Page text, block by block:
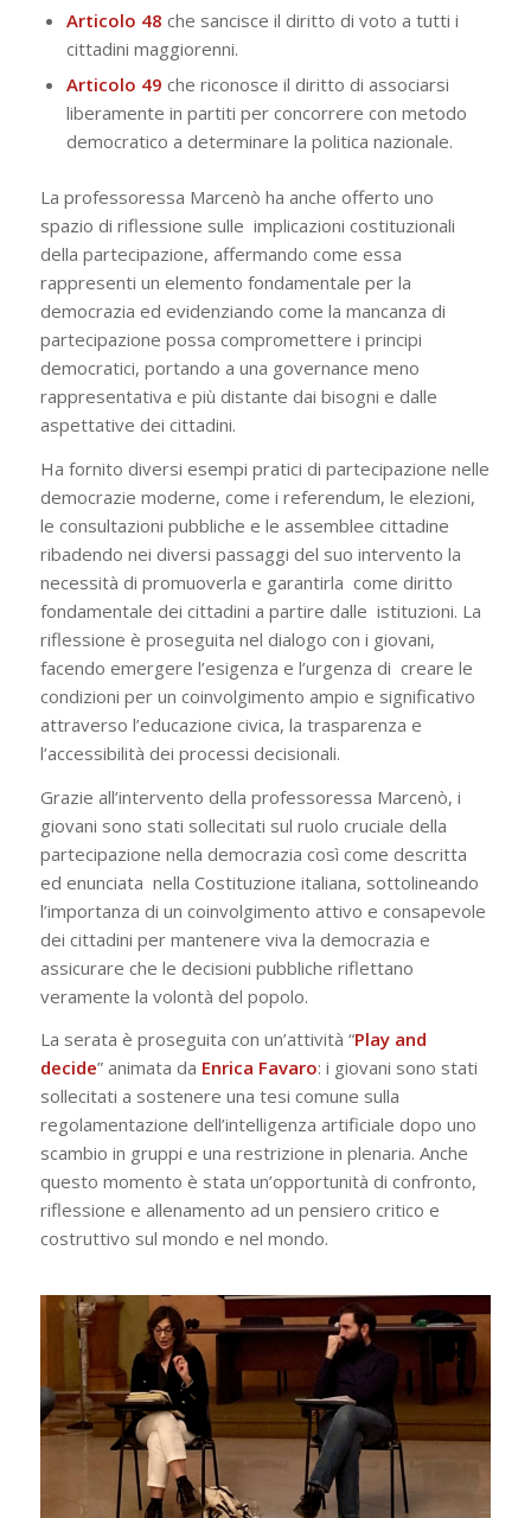
Articolo 48 che sancisce il diritto di voto a tutti i
cittadini maggiorenni.
Articolo 49 che riconosce il diritto di associarsi
liberamente in partiti per concorrere con metodo
democratico a determinare la politica nazionale.
La professoressa Marcenò ha anche offerto uno
spazio di riflessione sulle implicazioni costituzionali
della partecipazione, affermando come essa
rappresenti un elemento fondamentale per la
democrazia ed evidenziando come la mancanza di
partecipazione possa compromettere i principi
democratici, portando a una governance meno
rappresentativa e più distante dai bisogni e dalle
aspettative dei cittadini.
Ha fornito diversi esempi pratici di partecipazione nelle
democrazie moderne, come i referendum, le elezioni,
le consultazioni pubbliche e le assemblee cittadine
ribadendo nei diversi passaggi del suo intervento la
necessità di promuoverla e garantirla come diritto
fondamentale dei cittadini a partire dalle istituzioni. La
riflessione è proseguita nel dialogo con i giovani,
facendo emergere l’esigenza e l’urgenza di creare le
condizioni per un coinvolgimento ampio e significativo
attraverso l’educazione civica, la trasparenza e
l’accessibilità dei processi decisionali.
Grazie all’intervento della professoressa Marcenò, i
giovani sono stati sollecitati sul ruolo cruciale della
partecipazione nella democrazia così come descritta
ed enunciata nella Costituzione italiana, sottolineando
l’importanza di un coinvolgimento attivo e consapevole
dei cittadini per mantenere viva la democrazia e
assicurare che le decisioni pubbliche riflettano
veramente la volontà del popolo.
La serata è proseguita con un’attività “Play and
decide” animata da Enrica Favaro: i giovani sono stati
sollecitati a sostenere una tesi comune sulla
regolamentazione dell’intelligenza artificiale dopo uno
scambio in gruppi e una restrizione in plenaria. Anche
questo momento è stata un’opportunità di confronto,
riflessione e allenamento ad un pensiero critico e
costruttivo sul mondo e nel mondo.